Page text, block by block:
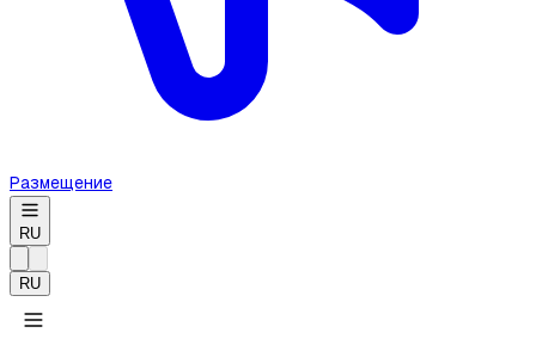
Размещение
RU
RU